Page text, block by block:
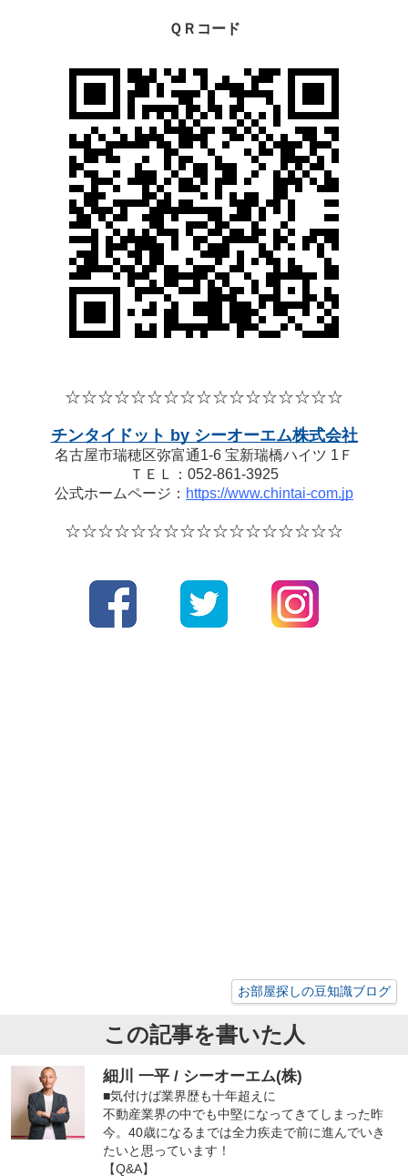
ＱＲコード
☆☆☆☆☆☆☆☆☆☆☆☆☆☆☆☆☆
チンタイドット by シーオーエム株式会社
名古屋市瑞穂区弥富通1-6 宝新瑞橋ハイツ 1Ｆ
ＴＥＬ：052-861-3925
公式ホームページ： https://www.chintai-com.jp
☆☆☆☆☆☆☆☆☆☆☆☆☆☆☆☆☆
お部屋探しの豆知識ブログ
この記事を書いた人
細川 一平 / シーオーエム(株)
■気付けば業界歴も十年超えに
不動産業界の中でも中堅になってきてしまった昨
今。40歳になるまでは全力疾走で前に進んでいき
たいと思っています！
【Q&A】